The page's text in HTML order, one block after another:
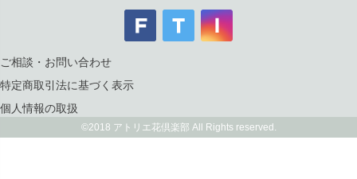
ご相談・お問い合わせ
特定商取引法に基づく表示
個人情報の取扱
©2018 アトリエ花倶楽部 All Rights reserved.